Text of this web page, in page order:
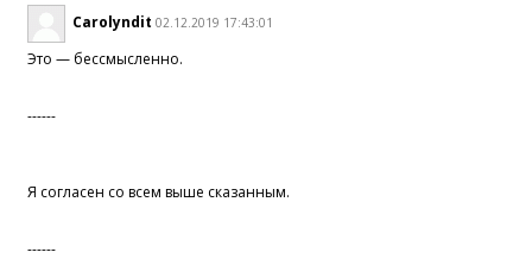
Carolyndit 02.12.2019 17:43:01
Это — бессмысленно.
------
Я согласен со всем выше сказанным.
------